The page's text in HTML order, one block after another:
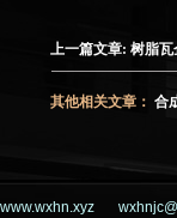
上一篇文章:树脂瓦
其他相关文章：合
www.wxhn.xyz